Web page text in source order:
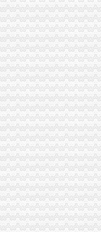
(系列)|公司|股东大会|
务联播_中国网
程是怎样的？-家居装修互动
财经
服务-专项服务-深圳酷易
-阿里巴巴公司黄页
理_公司注销费用
理_公司注销费用
】-闵行浦江易登网
出口退税_代办进出口权_
理_公司注销费用
百度贴吧
,海口注销公司,海